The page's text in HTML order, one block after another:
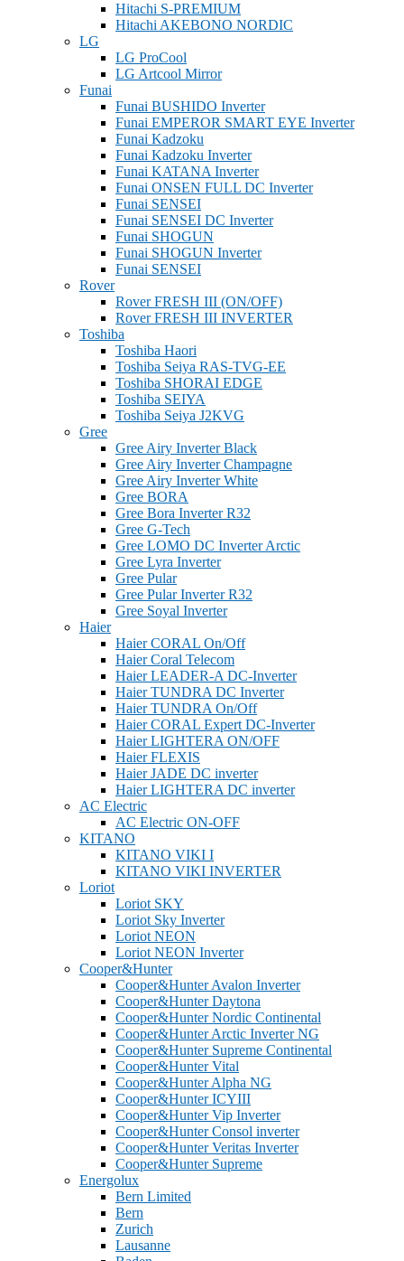
Hitachi S-PREMIUM
Hitachi AKEBONO NORDIC
LG
LG ProCool
LG Artcool Mirror
Funai
Funai BUSHIDO Inverter
Funai EMPEROR SMART EYE Inverter
Funai Kadzoku
Funai Kadzoku Inverter
Funai KATANA Inverter
Funai ONSEN FULL DC Inverter
Funai SENSEI
Funai SENSEI DC Inverter
Funai SHOGUN
Funai SHOGUN Inverter
Funai SENSEI
Rover
Rover FRESH III (ON/OFF)
Rover FRESH III INVERTER
Toshiba
Toshiba Haori
Toshiba Seiya RAS-TVG-EE
Toshiba SHORAI EDGE
Toshiba SEIYA
Toshiba Seiya J2KVG
Gree
Gree Airy Inverter Black
Gree Airy Inverter Champagne
Gree Airy Inverter White
Gree BORA
Gree Bora Inverter R32
Gree G-Tech
Gree LOMO DC Inverter Arctic
Gree Lyra Inverter
Gree Pular
Gree Pular Inverter R32
Gree Soyal Inverter
Haier
Haier CORAL On/Off
Haier Coral Telecom
Haier LEADER-A DC-Inverter
Haier TUNDRA DC Inverter
Haier TUNDRA On/Off
Haier CORAL Expert DC-Inverter
Haier LIGHTERA ON/OFF
Haier FLEXIS
Haier JADE DC inverter
Haier LIGHTERA DC inverter
AC Electric
AC Electric ON-OFF
KITANO
KITANO VIKI I
KITANO VIKI INVERTER
Loriot
Loriot SKY
Loriot Sky Inverter
Loriot NEON
Loriot NEON Inverter
Cooper&Hunter
Cooper&Hunter Avalon Inverter
Cooper&Hunter Daytona
Cooper&Hunter Nordic Continental
Cooper&Hunter Arctic Inverter NG
Cooper&Hunter Supreme Continental
Cooper&Hunter Vital
Cooper&Hunter Alpha NG
Cooper&Hunter ICYIII
Cooper&Hunter Vip Inverter
Cooper&Hunter Consol inverter
Cooper&Hunter Veritas Inverter
Cooper&Hunter Supreme
Energolux
Bern Limited
Bern
Zurich
Lausanne